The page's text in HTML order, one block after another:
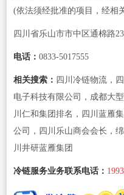
(依法须经批准的项目，经相
四川省乐山市市中区通棉路
电话： 0833-5017555
相关搜索： 四川冷链物流，
电子科技有限公司，成都大
川仁和集团排名，四川蓝雁
公司，四川乐山商会会长，
川井研蓝雁集团
冷链服务业务联系电话：